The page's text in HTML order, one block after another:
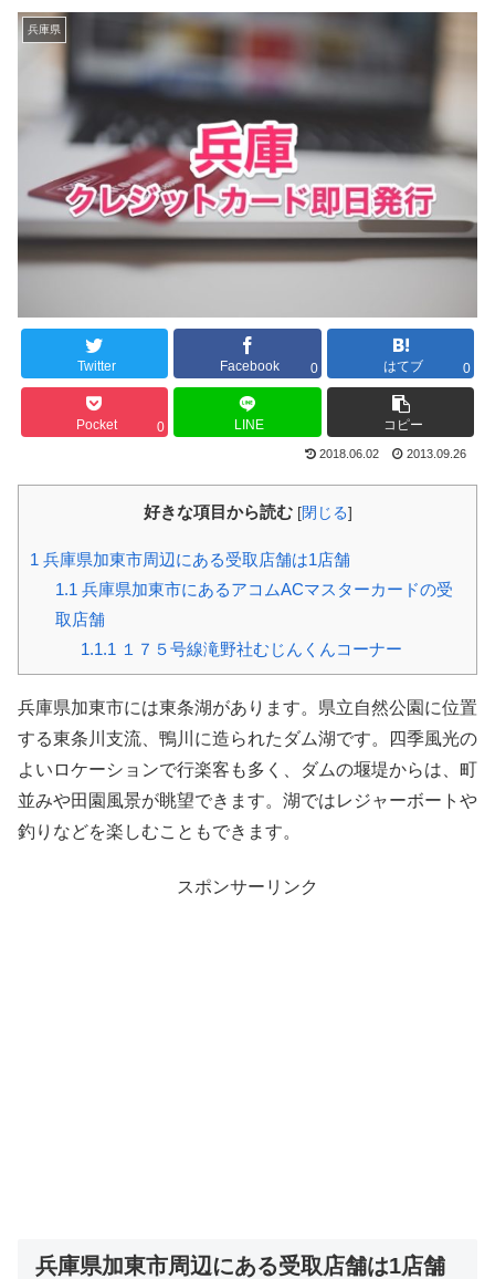
兵庫県
Twitter Facebook 0 はてブ 0
Pocket 0 LINE コピー
2018.06.02 2013.09.26
好きな項目から読む [閉じる]
1 兵庫県加東市周辺にある受取店舗は1店舗
1.1 兵庫県加東市にあるアコムACマスターカードの受
取店舗
1.1.1 １７５号線滝野社むじんくんコーナー
兵庫県加東市には東条湖があります。県立自然公園に位置
する東条川支流、鴨川に造られたダム湖です。四季風光の
よいロケーションで行楽客も多く、ダムの堰堤からは、町
並みや田園風景が眺望できます。湖ではレジャーボートや
釣りなどを楽しむこともできます。
スポンサーリンク
兵庫県加東市周辺にある受取店舗は1店舗